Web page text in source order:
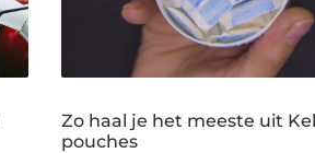
Zo haal je het meeste uit
pouches